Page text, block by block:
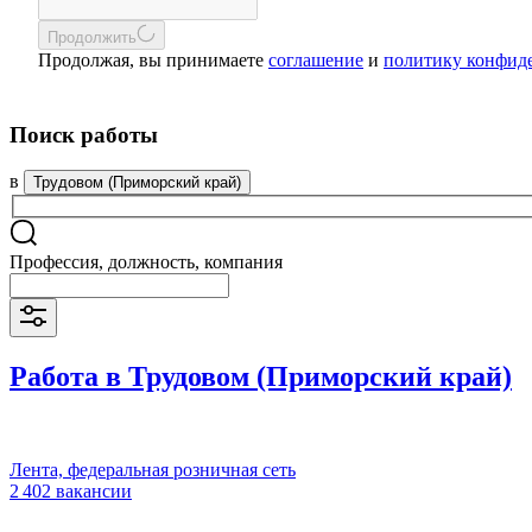
Продолжить
Продолжая, вы принимаете соглашение и политику
Поиск работы
в Трудовом (Приморский край)
Профессия, должность, компания
Работа в Трудовом (Приморский край)
Лента, федеральная розничная сеть
2 402 вакансии